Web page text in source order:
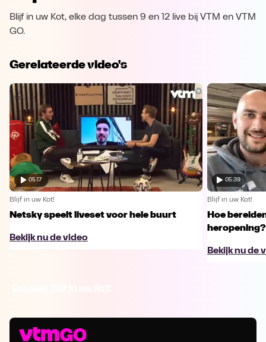
Blijf in uw Kot, elke dag tussen 9 en 12 live bij VTM en VTM
GO.
Gerelateerde video's
05:17
Blijf in uw Kot!
Netsky speelt liveset voor hele buurt
Bekijk nu de video
05:39
Blijf in uw Kot!
Hoe
heropening?
Bekijk nu de